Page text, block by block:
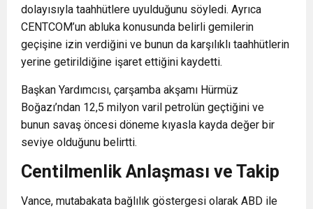
dolayısıyla taahhütlere uyulduğunu söyledi. Ayrıca
CENTCOM’un abluka konusunda belirli gemilerin
geçişine izin verdiğini ve bunun da karşılıklı taahhütlerin
yerine getirildiğine işaret ettiğini kaydetti.
Başkan Yardımcısı, çarşamba akşamı Hürmüz
Boğazı’ndan 12,5 milyon varil petrolün geçtiğini ve
bunun savaş öncesi döneme kıyasla kayda değer bir
seviye olduğunu belirtti.
Centilmenlik Anlaşması ve Takip
Vance, mutabakata bağlılık göstergesi olarak ABD ile